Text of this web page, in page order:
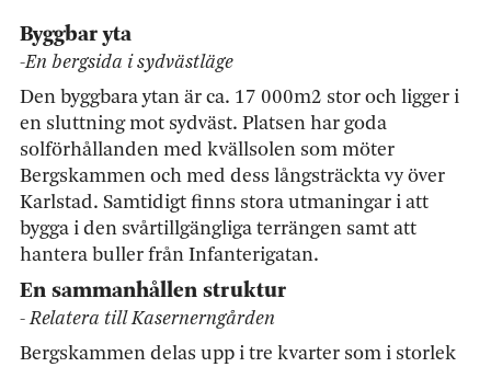
Byggbar yta
-En bergsida i sydvästläge
Den byggbara ytan är ca. 17 000m2 stor och ligger i
en sluttning mot sydväst. Platsen har goda
solförhållanden med kvällsolen som möter
Bergskammen och med dess långsträckta vy över
Karlstad. Samtidigt finns stora utmaningar i att
bygga i den svårtillgängliga terrängen samt att
hantera buller från Infanterigatan.
En sammanhållen struktur
- Relatera till Kasernerngården
Bergskammen delas upp i tre kvarter som i storlek